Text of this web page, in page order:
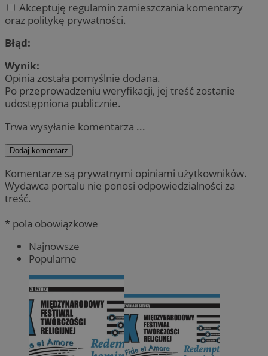
Akceptuję regulamin zamieszczania komentarzy
oraz politykę prywatności.
Błąd:
Wynik:
Opinia została pomyślnie dodana.
Po przeprowadzeniu weryfikacji, jej treść zostanie
udostępniona publicznie.
Trwa wysyłanie komentarza ...
Dodaj komentarz
Komentarze są prywatnymi opiniami użytkowników.
Wydawca portalu nie ponosi odpowiedzialności za
treść.
* pola obowiązkowe
Najnowsze
Popularne